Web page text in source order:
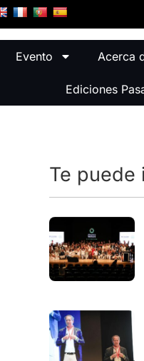
Evento Acerca
Ediciones
Te puede